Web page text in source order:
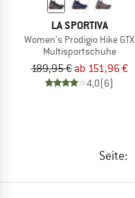
LA SPORTIVA
Women's Prodigio Hike GTX
Multisportschuhe
189,95 € ab 151,96 €
4,0(6)
Seite: